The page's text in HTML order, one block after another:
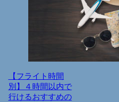
【フライト時間
別】４時間以内で
行けるおすすめの